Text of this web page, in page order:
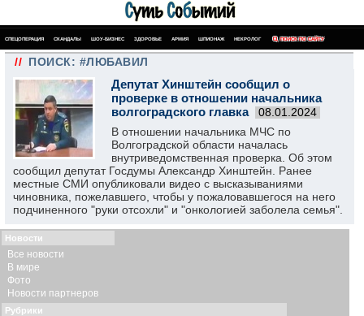
СПЕЦОПЕРАЦИЯ СКАНДАЛЫ ШОУ-БИЗНЕС ЗДОРОВЬЕ АРМИЯ ШПИОНАЖ НЕКРОЛОГ ПОИСК ПО САЙТУ
// ПОИСК: #ЛЮБАВИЛ
Депутат Хинштейн сообщил о
проверке в отношении начальника
волгоградского главка
08.01.2024
В отношении начальника МЧС по
Волгоградской области началась
внутриведомственная проверка. Об этом
сообщил депутат Госдумы Александр Хинштейн. Ранее
местные СМИ опубликовали видео с высказываниями
чиновника, пожелавшего, чтобы у пожаловавшегося на него
подчиненного "руки отсохли" и "онкологией заболела семья".
Новости
Все новости
В мире
Фото
Новости партнеров
Рубрики